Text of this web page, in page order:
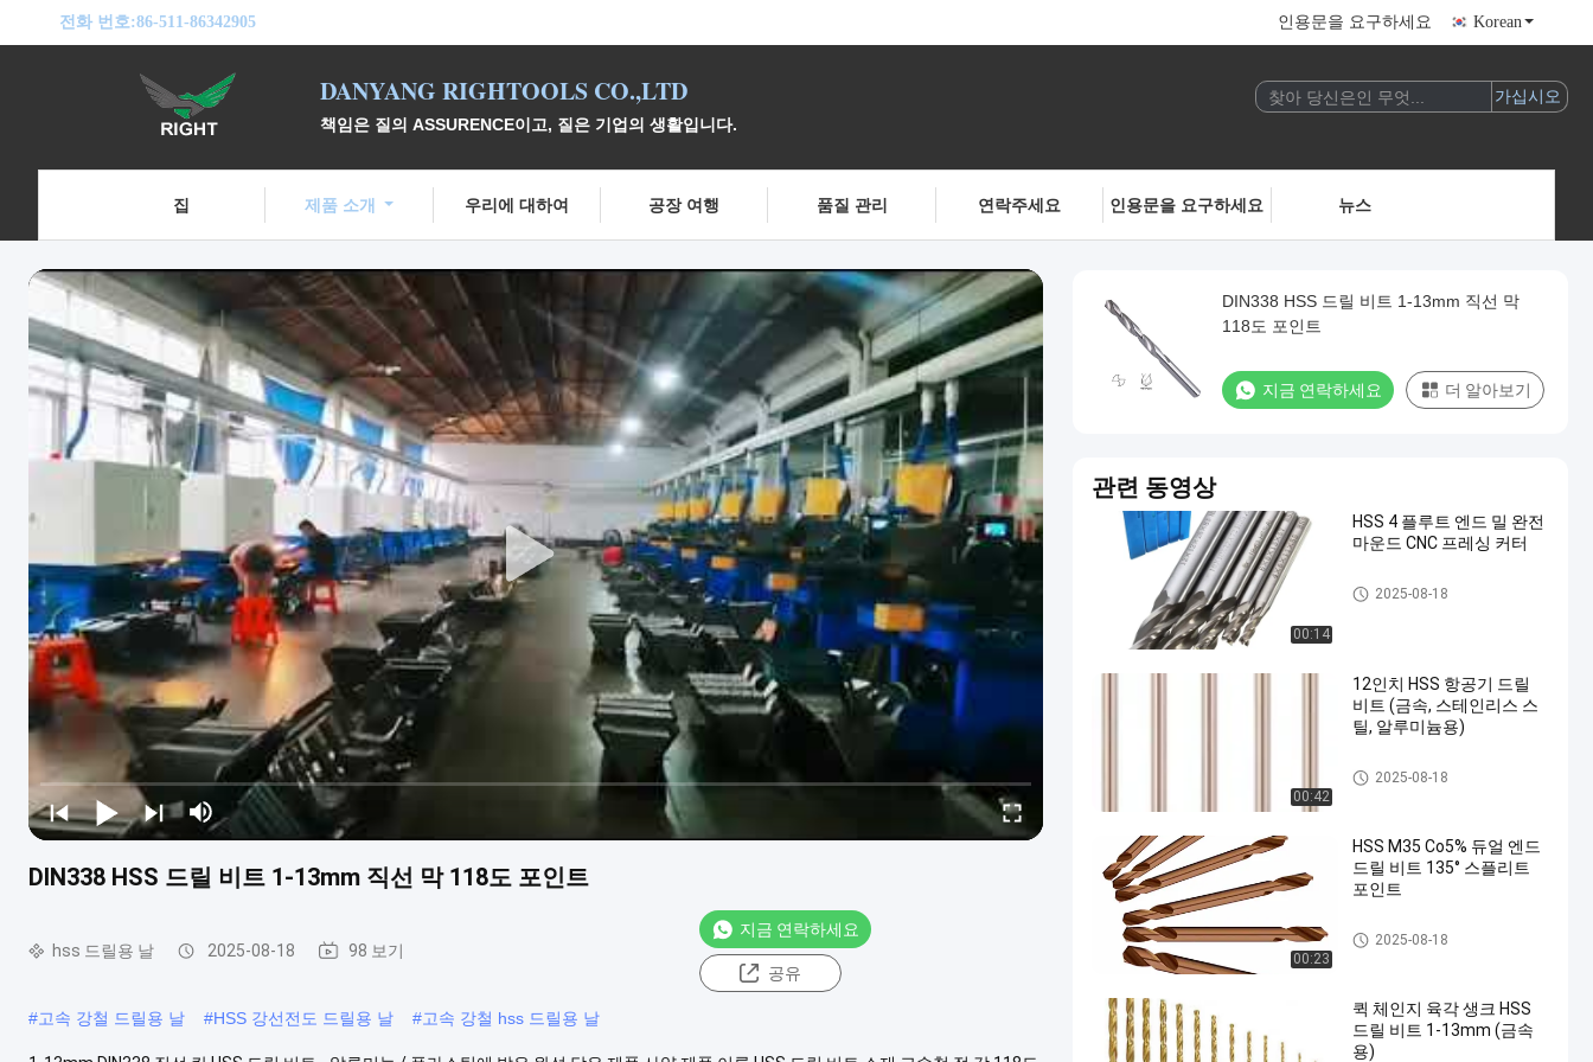
전화 번호:86-511-86342905 인용문을 요구하세요 Korean
DANYANG RIGHTOOLS CO.,LTD
책임은 질의 ASSURENCE이고, 질은 기업의 생활입니다.
집 제품 소개 우리에 대하여 공장 여행 품질 관리 연락주세요 인용문을 요구하세요 뉴스
DIN338 HSS 드릴 비트 1-13mm 직선 막 118도 포인트
hss 드릴용 날 2025-08-18 98 보기
지금 연락하세요
공유
#고속 강철 드릴용 날 #HSS 강선전도 드릴용 날 #고속 강철 hss 드릴용 날
DIN338 HSS 드릴 비트 1-13mm 직선 막
118도 포인트
지금 연락하세요 더 알아보기
관련 동영상
00:14
HSS 4 플루트 엔드 밀 완전
마운드 CNC 프레싱 커터
hss 드릴용 날
2025-08-18
00:42
12인치 HSS 항공기 드릴
비트 (금속, 스테인리스 스
틸, 알루미늄용)
hss 드릴용 날
2025-08-18
00:23
HSS M35 Co5% 듀얼 엔드
드릴 비트 135° 스플리트
포인트
hss 드릴용 날
2025-08-18
퀵 체인지 육각 생크 HSS
드릴 비트 1-13mm (금속
용)